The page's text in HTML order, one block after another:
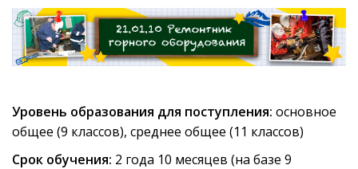
Уровень образования для поступления: основное
общее (9 классов), среднее общее (11 классов)
Срок обучения: 2 года 10 месяцев (на базе 9